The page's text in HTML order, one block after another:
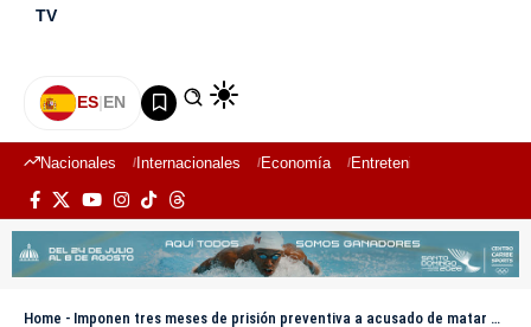
TV
ES|EN
Nacionales Internacionales Economía Entretenimiento
Home - Imponen tres meses de prisión preventiva a acusado de matar a joven en La Toronja